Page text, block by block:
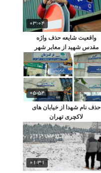
03:04
واقعیت شایعه حذف واژه
مقدس شهید از معابر شهر
تهران چیست!؟
05:54
حذف نام شهدا از خیابان های
لاکچری تهران
01:31